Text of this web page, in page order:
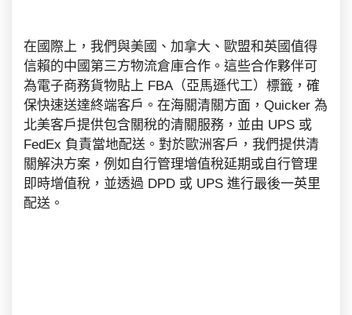
在國際上，我們與美國、加拿大、歐盟和英國值得
信賴的中國第三方物流倉庫合作。這些合作夥伴可
為電子商務貨物貼上 FBA（亞馬遜代工）標籤，確
保快速送達終端客戶。在海關清關方面，Quicker 為
北美客戶提供包含關稅的清關服務，並由 UPS 或
FedEx 負責當地配送。對於歐洲客戶，我們提供清
關解決方案，例如自行管理增值稅延期或自行管理
即時增值稅，並透過 DPD 或 UPS 進行最後一英里
配送。